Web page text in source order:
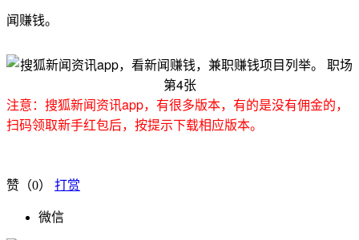
闻赚钱。
注意：搜狐新闻资讯app，有很多版本，有的是没有佣金的，
扫码领取新手红包后，按提示下载相应版本。
赞（0） 打赏
微信